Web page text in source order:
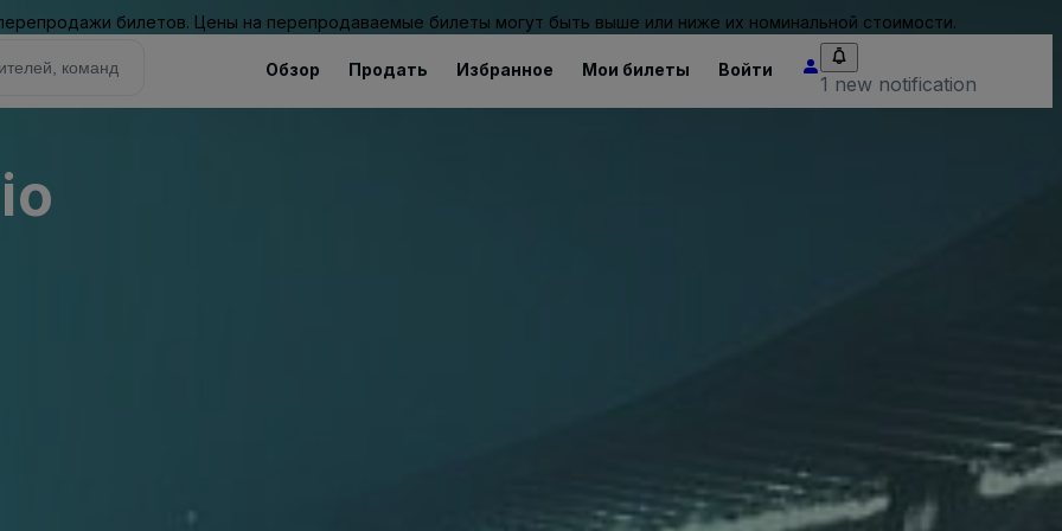
билетов. Цены на перепродаваемые билеты могут быть выше или ниже их номинальной стоимости.
Обзор Продать Избранное Мои билеты Войти
1 new notification